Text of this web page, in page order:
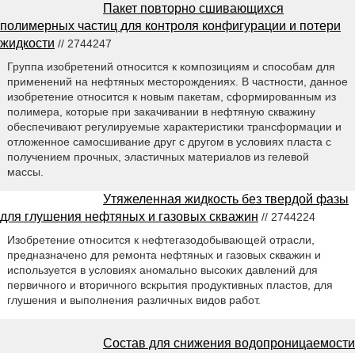
Пакет повторно сшивающихся
полимерных частиц для контроля конфигурации и потери
жидкости // 2744247
Группа изобретений относится к композициям и способам для
применений на нефтяных месторождениях. В частности, данное
изобретение относится к новым пакетам, сформированным из
полимера, которые при закачивании в нефтяную скважину
обеспечивают регулируемые характеристики трансформации и
отложенное самосшивание друг с другом в условиях пласта с
получением прочных, эластичных материалов из гелевой
массы.
Утяжеленная жидкость без твердой фазы
для глушения нефтяных и газовых скважин // 2744224
Изобретение относится к нефтегазодобывающей отрасли,
предназначено для ремонта нефтяных и газовых скважин и
используется в условиях аномально высоких давлений для
первичного и вторичного вскрытия продуктивных пластов, для
глушения и выполнения различных видов работ.
Состав для снижения водопроницаемости